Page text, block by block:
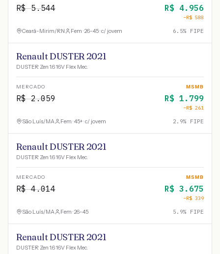
R$5.544 R$ 4.956
−R$ 588
Ceará-Mirim/RN Fem · 26-45 · c/ jovem 6.5% FIPE
Renault DUSTER 2021
DUSTER Zen 1.6 16V Flex Mec.
MERCADO
R$2.059
MSMB
R$ 1.799
−R$ 261
São Luís/MA Fem · 45+ · c/ jovem 2.9% FIPE
Renault DUSTER 2021
DUSTER Zen 1.6 16V Flex Mec.
MERCADO
R$4.014
MSMB
R$ 3.675
−R$ 339
São Luís/MA Fem · 26-45 5.9% FIPE
Renault DUSTER 2021
DUSTER Zen 1.6 16V Flex Mec.